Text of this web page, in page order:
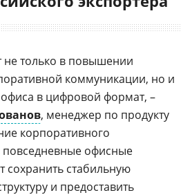
не только в повышении
коммуникации, но и
в цифровой формат, –
, менеджер по продукту
корпоративного
повседневные офисные
сохранить стабильную
и предоставить